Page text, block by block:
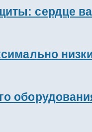
сердце